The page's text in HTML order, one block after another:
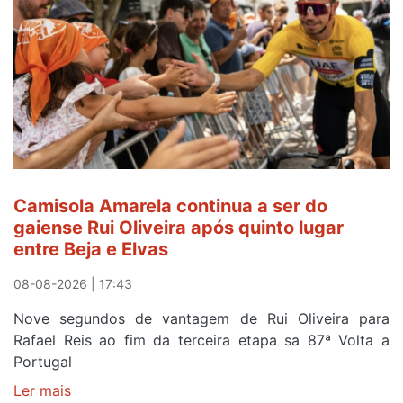
Amarela,
mas
ganha
prémio
combatividade
na
Serra
da
Camisola Amarela continua a ser do
gaiense Rui Oliveira após quinto lugar
entre Beja e Elvas
08-08-2026 | 17:43
Nove segundos de vantagem de Rui Oliveira para
Rafael Reis ao fim da terceira etapa sa 87ª Volta a
Portugal
Ler mais